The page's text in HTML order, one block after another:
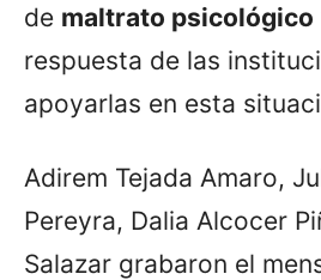
de maltrato psicológico
respuesta de las
apoyarlas en esta
Adirem Tejada Amaro,
Pereyra, Dalia Alcocer
Salazar grabaron el